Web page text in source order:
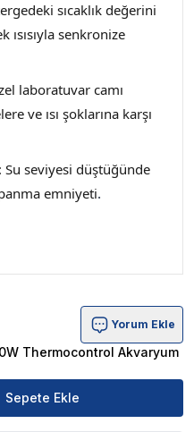
sıcaklık değerini
senkronize
laboratuvar camı
ve ısı şoklarına karşı
: Su seviyesi düştüğünde
emniyeti.
Akvaryum Isıtıcı
Yorum Ekle
Thermocontrol Akvaryum
Sepete Ekle